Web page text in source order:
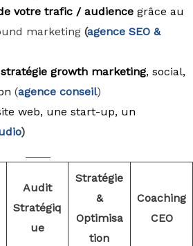
votre trafic / audience grâce au
marketing (agence SEO &
stratégie growth marketing, social,
(agence conseil)
web, une start-up, un
)
Audit
Stratégiq
ue
Stratégie
&
Optimisa
tion
Coaching
CEO